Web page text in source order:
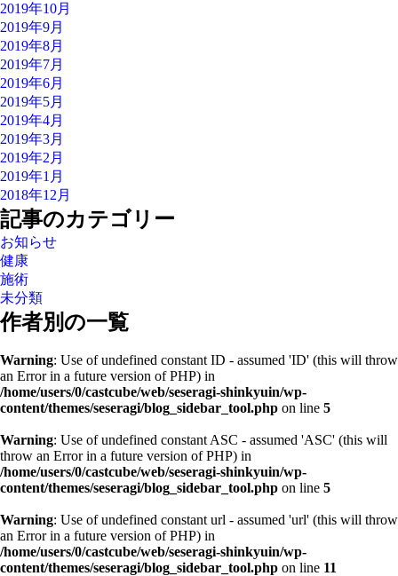
2019年10月
2019年9月
2019年8月
2019年7月
2019年6月
2019年5月
2019年4月
2019年3月
2019年2月
2019年1月
2018年12月
記事のカテゴリー
お知らせ
健康
施術
未分類
作者別の一覧
Warning: Use of undefined constant ID - assumed 'ID' (this will throw
an Error in a future version of PHP) in
/home/users/0/castcube/web/seseragi-shinkyuin/wp-
content/themes/seseragi/blog_sidebar_tool.php on line 5
Warning: Use of undefined constant ASC - assumed 'ASC' (this will
throw an Error in a future version of PHP) in
/home/users/0/castcube/web/seseragi-shinkyuin/wp-
content/themes/seseragi/blog_sidebar_tool.php on line 5
Warning: Use of undefined constant url - assumed 'url' (this will throw
an Error in a future version of PHP) in
/home/users/0/castcube/web/seseragi-shinkyuin/wp-
content/themes/seseragi/blog_sidebar_tool.php on line 11